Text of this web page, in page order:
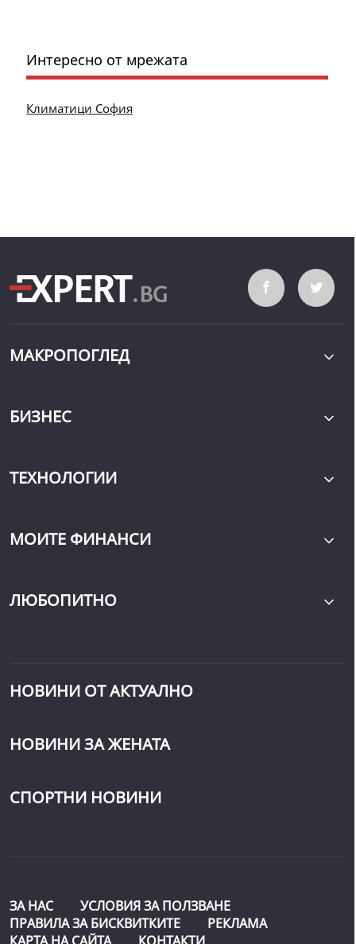
Интересно от мрежата
Климатици София
МАКРОПОГЛЕД
БИЗНЕС
ТЕХНОЛОГИИ
МОИТЕ ФИНАНСИ
ЛЮБОПИТНО
НОВИНИ ОТ АКТУАЛНО
НОВИНИ ЗА ЖЕНАТА
СПОРТНИ НОВИНИ
ЗА НАС
УСЛОВИЯ ЗА ПОЛЗВАНЕ
ПРАВИЛА ЗА БИСКВИТКИТЕ
РЕКЛАМА